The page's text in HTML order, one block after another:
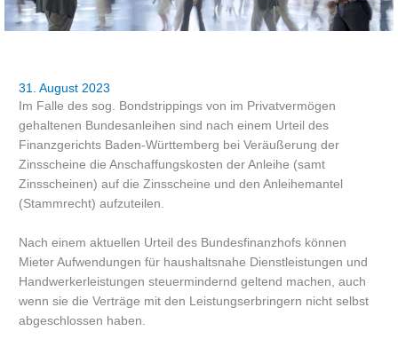
31. August 2023
Im Falle des sog. Bondstrippings von im Privatvermögen
gehaltenen Bundesanleihen sind nach einem Urteil des
Finanzgerichts Baden-Württemberg bei Veräußerung der
Zinsscheine die Anschaffungskosten der Anleihe (samt
Zinsscheinen) auf die Zinsscheine und den Anleihemantel
(Stammrecht) aufzuteilen.
Nach einem aktuellen Urteil des Bundesfinanzhofs können
Mieter Aufwendungen für haushaltsnahe Dienstleistungen und
Handwerkerleistungen steuermindernd geltend machen, auch
wenn sie die Verträge mit den Leistungserbringern nicht selbst
abgeschlossen haben.